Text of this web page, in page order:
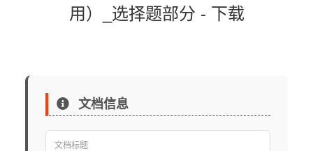
用）_选择题部分 - 下载
文档信息
文档标题